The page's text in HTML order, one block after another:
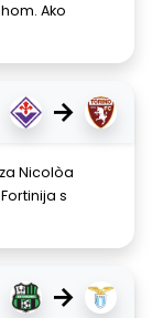
Ako
→
Nicolòa
s
→